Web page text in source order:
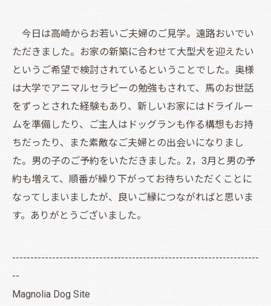
今日は高崎からお若いご夫婦のご見学。遠路おいでい
ただきました。お家の新築に合わせて大型犬を迎えたい
というご希望で検討されているということでした。奥様
は大学でアニマルセラピーの勉強もされて、馬のお世話
をずっとされた経験もあり、新しいお家にはドライルー
ムを準備したり、ご主人はドッグランも作る構想もお持
ちだったり、また素敵なご夫婦との出会いになりまし
た。男の子のご予約をいただきました。2，3月と男の予
約も増えて、順番が繰り下がってお待ちいただくことに
なってしまいましたが、良いご縁につながればと思いま
す。ありがとうございました。
--------------------------------------------------------------------
--
Magnolia Dog Site